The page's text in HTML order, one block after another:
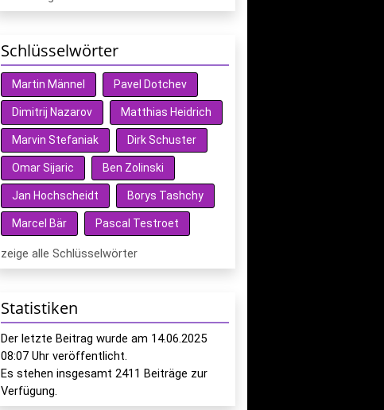
Schlüsselwörter
Martin Männel Pavel Dotchev
Dimitrij Nazarov Matthias Heidrich
Marvin Stefaniak Dirk Schuster
Omar Sijaric Ben Zolinski
Jan Hochscheidt Borys Tashchy
Marcel Bär Pascal Testroet
zeige alle Schlüsselwörter
Statistiken
Der letzte Beitrag wurde am 14.06.2025
08:07Uhr veröffentlicht.
Es stehen insgesamt 2411 Beiträge zur
Verfügung.